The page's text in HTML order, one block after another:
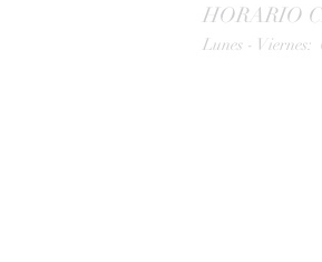
HORARIO
Lunes - Viernes: